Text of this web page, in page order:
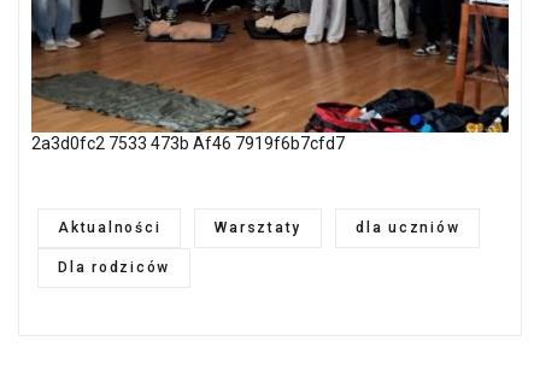
2a3d0fc2 7533 473b Af46 7919f6b7cfd7
Aktualności Warsztaty dla uczniów
Dla rodziców